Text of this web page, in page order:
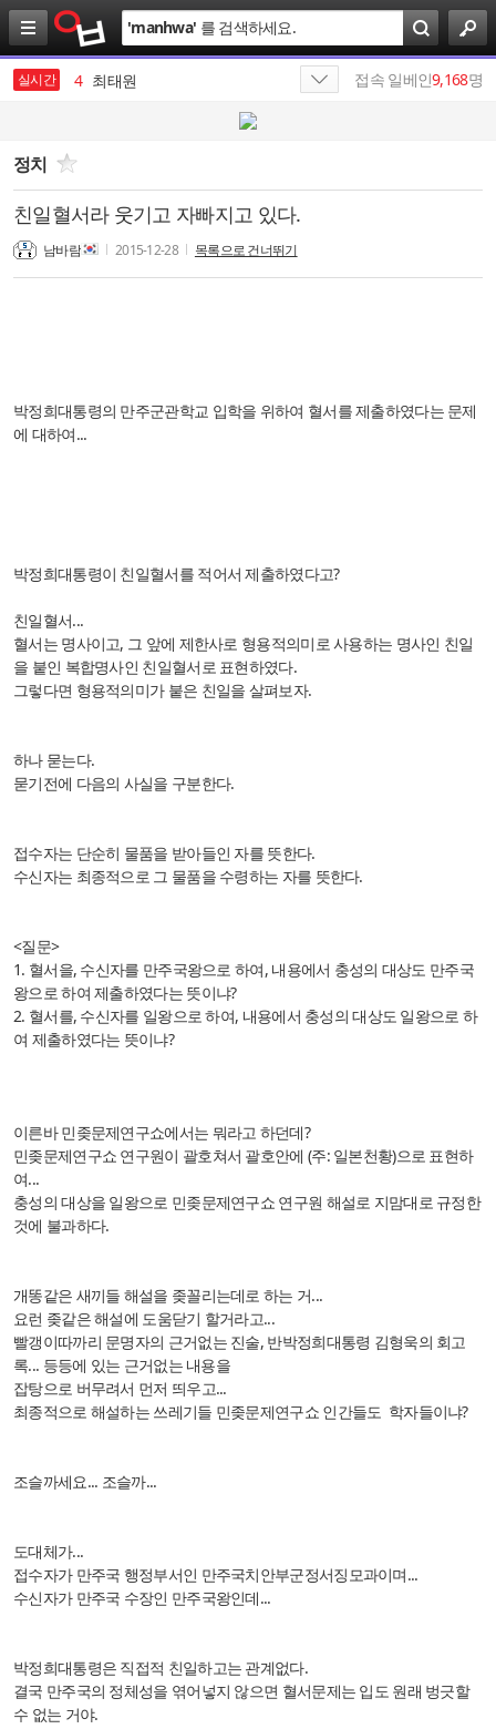
검
색
'manhwa' 를 검색하세요.
실시간
3 삼성전자
4 최태원
6
7
가나쓰
8 SK
9 반도체
접속 일베인9,168명
정치
친일혈서라 웃기고 자빠지고 있다.
남바람 2015-12-28 목록으로 건너뛰기
박정희대통령의 만주군관학교 입학을 위하여 혈서를 제출하였다는 문제
에 대하여...
박정희대통령이 친일혈서를 적어서 제출하였다고?
친일혈서...
혈서는 명사이고, 그 앞에 제한사로 형용적의미로 사용하는 명사인 친일
을 붙인 복합명사인 친일혈서로 표현하였다.
그렇다면 형용적의미가 붙은 친일을 살펴보자.
하나 묻는다.
묻기전에 다음의 사실을 구분한다.
접수자는 단순히 물품을 받아들인 자를 뜻한다.
수신자는 최종적으로 그 물품을 수령하는 자를 뜻한다.
<질문>
1. 혈서을, 수신자를 만주국왕으로 하여, 내용에서 충성의 대상도 만주국
왕으로 하여 제출하였다는 뜻이냐?
2. 혈서를, 수신자를 일왕으로 하여, 내용에서 충성의 대상도 일왕으로 하
여 제출하였다는 뜻이냐?
이른바 민좆문제연구쇼에서는 뭐라고 하던데?
민좆문제연구쇼 연구원이 괄호쳐서 괄호안에 (주: 일본천황)으로 표현하
여...
충성의 대상을 일왕으로 민좆문제연구쇼 연구원 해설로 지맘대로 규정한
것에 불과하다.
개똥같은 새끼들 해설을 좆꼴리는데로 하는 거...
요런 좆같은 해설에 도움닫기 할거라고...
빨갱이따까리 문명자의 근거없는 진술, 반박정희대통령 김형욱의 회고
록... 등등에 있는 근거없는 내용을
잡탕으로 버무려서 먼저 띄우고...
최종적으로 해설하는 쓰레기들 민좆문제연구쇼 인간들도 학자들이냐?
조슬까세요... 조슬까...
도대체가...
접수자가 만주국 행정부서인 만주국치안부군정서징모과이며...
수신자가 만주국 수장인 만주국왕인데...
박정희대통령은 직접적 친일하고는 관계없다.
결국 만주국의 정체성을 엮어넣지 않으면 혈서문제는 입도 원래 벙긋할
수 없는 거야.